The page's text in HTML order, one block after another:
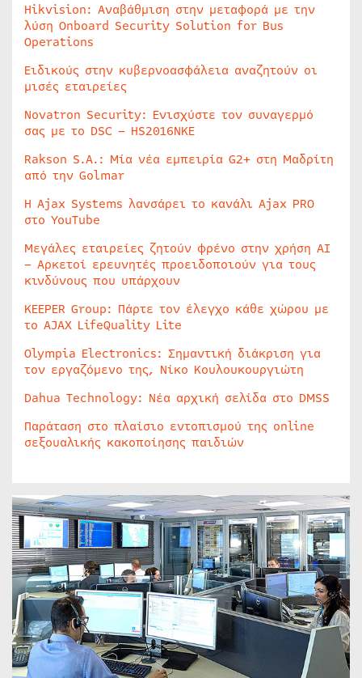
Hikvision: Αναβάθμιση στην μεταφορά με την
λύση Onboard Security Solution for Bus
Operations
Ειδικούς στην κυβερνοασφάλεια αναζητούν οι
μισές εταιρείες
Novatron Security: Ενισχύστε τον συναγερμό
σας με το DSC – HS2016NKE
Rakson S.A.: Μία νέα εμπειρία G2+ στη Μαδρίτη
από την Golmar
Η Ajax Systems λανσάρει το κανάλι Ajax PRO
στο YouTube
Μεγάλες εταιρείες ζητούν φρένο στην χρήση AI
– Αρκετοί ερευνητές προειδοποιούν για τους
κινδύνους που υπάρχουν
KEEPER Group: Πάρτε τον έλεγχο κάθε χώρου με
το AJAX LifeQuality Lite
Olympia Electronics: Σημαντική διάκριση για
τον εργαζόμενο της, Νίκο Κουλουκουργιώτη
Dahua Technology: Νέα αρχική σελίδα στο DMSS
Παράταση στο πλαίσιο εντοπισμού της online
σεξουαλικής κακοποίησης παιδιών